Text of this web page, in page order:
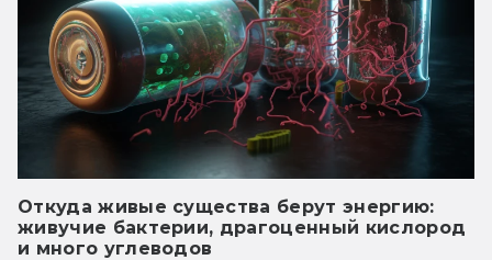
Откуда живые существа берут энергию:
живучие бактерии, драгоценный кислород
и много углеводов